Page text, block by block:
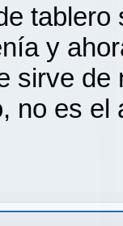
y
sirve
no es el